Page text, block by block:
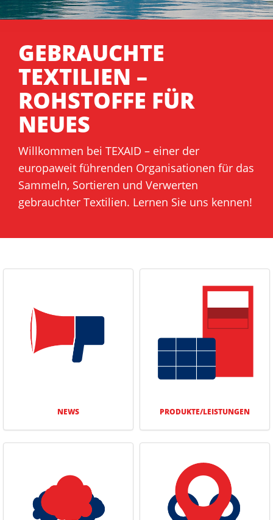
GEBRAUCHTE
TEXTILIEN –
ROHSTOFFE FÜR
NEUES
Willkommen bei TEXAID – einer der
europaweit führenden Organisationen für das
Sammeln, Sortieren und Verwerten
gebrauchter Textilien. Lernen Sie uns kennen!
NEWS PRODUKTE/­LEISTUNGEN